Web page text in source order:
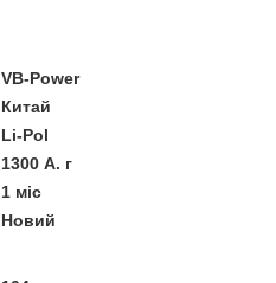
VB-Power
Китай
Li-Pol
1300 А. г
1 міс
Новий